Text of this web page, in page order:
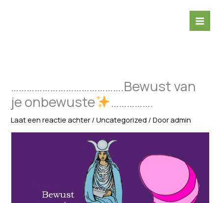
…………………………………….Bewust van
je onbewuste
…………….
Laat een reactie achter /Uncategorized / Dooradmin